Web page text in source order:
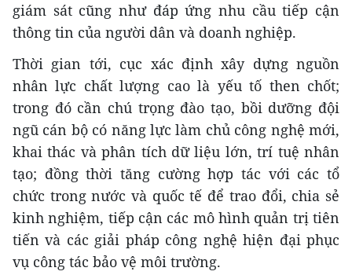
giám sát cũng như đáp ứng nhu cầu tiếp cận
thông tin của người dân và doanh nghiệp.
Thời gian tới, cục xác định xây dựng nguồn
nhân lực chất lượng cao là yếu tố then chốt;
trong đó cần chú trọng đào tạo, bồi dưỡng đội
ngũ cán bộ có năng lực làm chủ công nghệ mới,
khai thác và phân tích dữ liệu lớn, trí tuệ nhân
tạo; đồng thời tăng cường hợp tác với các tổ
chức trong nước và quốc tế để trao đổi, chia sẻ
kinh nghiệm, tiếp cận các mô hình quản trị tiên
tiến và các giải pháp công nghệ hiện đại phục
vụ công tác bảo vệ môi trường.